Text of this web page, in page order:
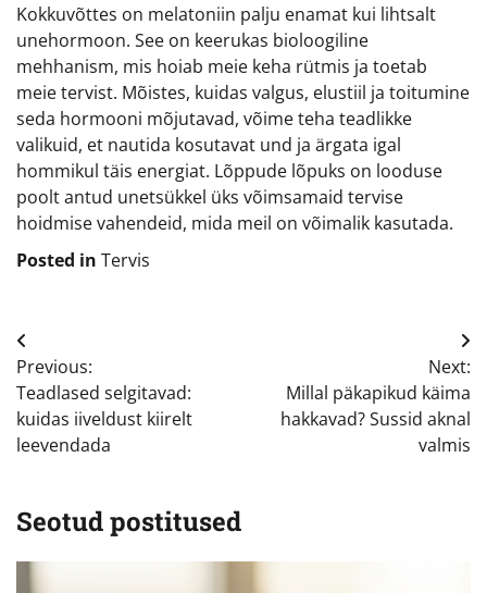
Kokkuvõttes on melatoniin palju enamat kui lihtsalt
unehormoon. See on keerukas bioloogiline
mehhanism, mis hoiab meie keha rütmis ja toetab
meie tervist. Mõistes, kuidas valgus, elustiil ja toitumine
seda hormooni mõjutavad, võime teha teadlikke
valikuid, et nautida kosutavat und ja ärgata igal
hommikul täis energiat. Lõppude lõpuks on looduse
poolt antud unetsükkel üks võimsamaid tervise
hoidmise vahendeid, mida meil on võimalik kasutada.
Posted in Tervis
Navigeerimine
Previous:
Teadlased selgitavad:
kuidas iiveldust kiirelt
leevendada
Next:
Millal päkapikud käima
hakkavad? Sussid aknal
valmis
Seotud postitused